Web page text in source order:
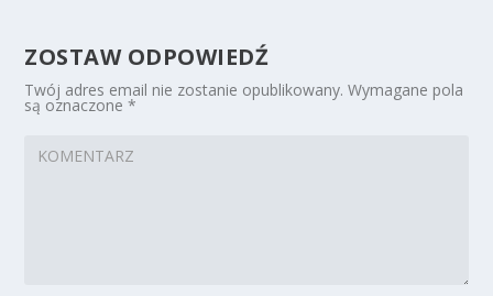
ZOSTAW ODPOWIEDŹ
Twój adres email nie zostanie opublikowany. Wymagane pola
są oznaczone*